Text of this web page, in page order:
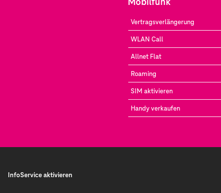
Vertragsverlängerung
WLAN Call
Allnet Flat
Roaming
SIM aktivieren
Handy verkaufen
InfoService aktivieren